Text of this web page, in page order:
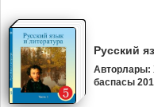
Русский
Авторлары:
баспасы